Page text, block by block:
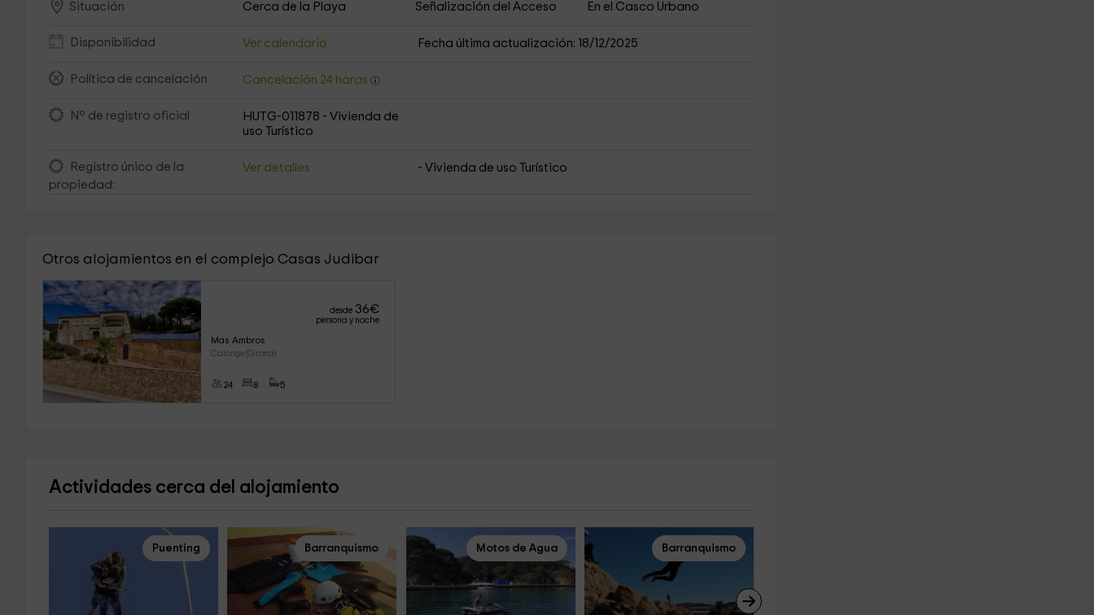
Situación Cerca de la Playa Señalización del Acceso En el Casco Urbano
Disponibilidad Ver calendario Fecha última actualización: 18/12/2025
Política de cancelación Cancelación 24 horas
Nº de registro oficial
HUTG-011878 - Vivienda de
uso Turístico
Registro único de la
propiedad:
Ver detalles - Vivienda de uso Turístico
Otros alojamientos en el complejo Casas Judibar
desde 36€
persona y noche
Mas Ambros
Calonge (Girona)
24 8 5
Actividades cerca del alojamiento
Puenting Barranquismo Motos de Agua Barranquismo